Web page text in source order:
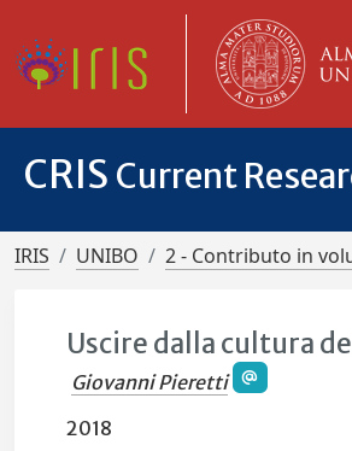
CRIS Current
IRIS UNIBO 2 - Contributo in
Uscire dalla cultura
Giovanni Pieretti
2018